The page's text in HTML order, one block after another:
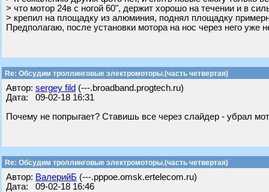
> что мотор 24в с ногой 60", держит хорошо на течении и в
> крепил на площадку из алюминия, поднял площадку
Предполагаю, после установки мотора на нос через него уже
Re: Обсудим троллинговые электромоторы.(часть четвертая)
Автор: sergey fild (---.broadband.progtech.ru)
Дата: 09-02-18 16:31
Почему не попрыгает? Ставишь все через слайдер - убрал
Re: Обсудим троллинговые электромоторы.(часть четвертая)
Автор: ВалерийБ (---.pppoe.omsk.ertelecom.ru)
Дата: 09-02-18 16:46